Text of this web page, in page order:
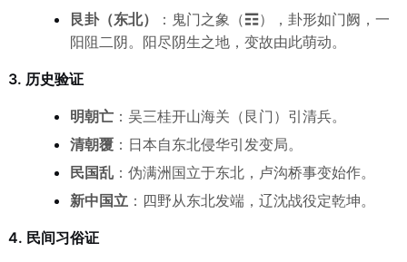
艮卦（东北）
：鬼门之象（☶），卦形如门阙，一
阳阻二阴。阳尽阴生之地，变故由此萌动。
3. 历史验证
明朝亡：吴三桂开山海关（艮门）引清兵。
清朝覆：日本自东北侵华引发变局。
民国乱：伪满洲国立于东北，卢沟桥事变始作。
新中国立：四野从东北发端，辽沈战役定乾坤。
4. 民间习俗证